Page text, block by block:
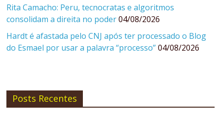
Rita Camacho: Peru, tecnocratas e algoritmos
consolidam a direita no poder 04/08/2026
Hardt é afastada pelo CNJ após ter processado o Blog
do Esmael por usar a palavra “processo” 04/08/2026
Posts Recentes